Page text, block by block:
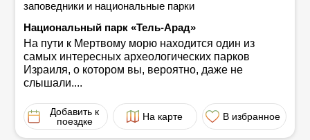
заповедники и национальные парки
Национальный парк «Тель-Арад»
На пути к Мертвому морю находится один из
самых интересных археологических парков
Израиля, о котором вы, вероятно, даже не
слышали....
Добавить к
поездке
На карте В избранное